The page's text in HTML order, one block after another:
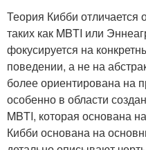
Теория Кибби отличается
таких как MBTI или
фокусируется на
поведении, а не на
более ориентирована на
особенно в области
MBTI, которая основана
Кибби основана на